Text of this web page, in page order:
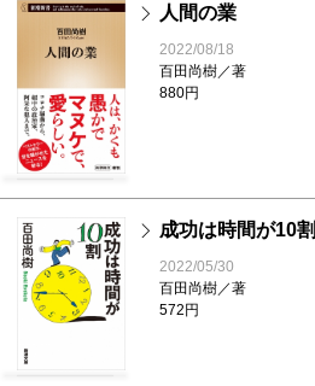
人間の業
2022/08/18
百田尚樹／著
880円
成功は時間が10割
2022/05/30
百田尚樹／著
572円